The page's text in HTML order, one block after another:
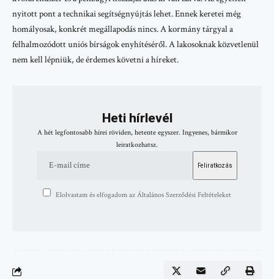
nyitott pont a technikai segítségnyújtás lehet. Ennek keretei még
homályosak, konkrét megállapodás nincs. A kormány tárgyal a
felhalmozódott uniós bírságok enyhítéséről. A lakosoknak közvetlenül
nem kell lépniük, de érdemes követni a híreket.
Heti hírlevél
A hét legfontosabb hírei röviden, hetente egyszer. Ingyenes, bármikor
leiratkozhatsz.
Elolvastam és elfogadom az Általános Szerződési Feltételeket